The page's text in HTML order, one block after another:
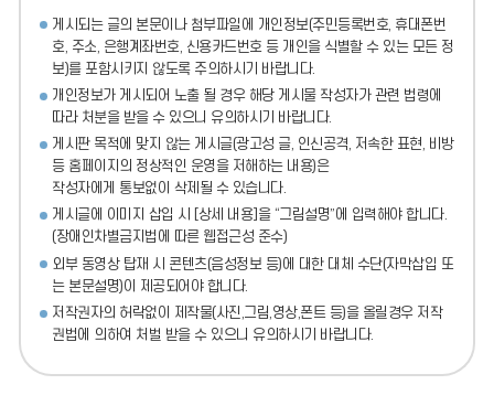
게시되는 글의 본문이나 첨부파일에
개인정보(주민등록번호, 휴대폰번
호, 주소, 은행계좌번호, 신용카드번호 등 개인을 식별할 수 있는 모든 정
보)를 포함시키지 않도록 주의하시기 바랍니다.
개인정보가 게시되어 노출 될 경우 해당 게시물 작성자가 관련 법령에
따라 처분을 받을 수 있으니 유의하시기 바랍니다.
게시판 목적에 맞지 않는 게시글(광고성 글, 인신공격, 저속한 표현, 비방
등 홈페이지의 정상적인 운영을 저해하는 내용)은
작성자에게 통보없이 삭제될 수 있습니다.
게시글에 이미지 삽입 시 [상세 내용]을 “그림설명”에 입력해야 합니다.
(장애인차별금지법에 따른 웹접근성 준수)
외부 동영상 탑재 시 콘텐츠(음성정보 등)에 대한 대체 수단(자막삽입 또
는 본문설명)이 제공되어야 합니다.
저작권자의 허락없이 제작물(사진,그림,영상,폰트 등)을 올릴경우 저작
권법에 의하여 처벌 받을 수 있으니 유의하시기 바랍니다.